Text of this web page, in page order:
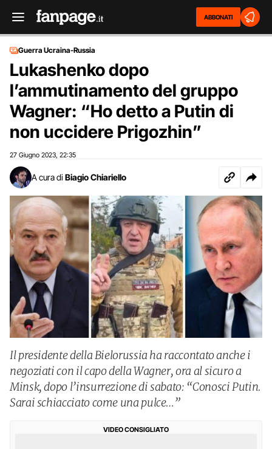
ABBONATI
Guerra Ucraina-Russia
Lukashenko dopo
l’ammutinamento del gruppo
Wagner: “Ho detto a Putin di
non uccidere Prigozhin”
27 Giugno 2023 22:35
A cura di Biagio Chiariello
Il presidente della Bielorussia ha raccontato anche i
negoziati con il capo della Wagner, ora al sicuro a
Minsk, dopo l’insurrezione di sabato: “Conosci Putin.
Sarai schiacciato come una pulce…”
VIDEO CONSIGLIATO